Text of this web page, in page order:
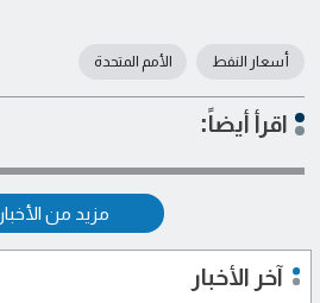
أسعار النفط الأمم المتحدة
اقرأ أيضاً:
مزيد من الأخبار
آخر الأخبار